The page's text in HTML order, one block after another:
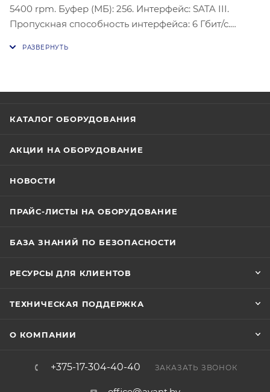
5400 rpm. Буфер (МБ): 256. Интерфейс: SATA III.
Пропускная способность интерфейса: 6 Гбит/с.
КАТАЛОГ ОБОРУДОВАНИЯ
АКЦИИ НА ОБОРУДОВАНИЕ
НОВОСТИ
ПРАЙС-ЛИСТЫ НА ОБОРУДОВАНИЕ
БАЗА ЗНАНИЙ ПО БЕЗОПАСНОСТИ
РЕСУРСЫ ДЛЯ КЛИЕНТОВ
ТЕХНИЧЕСКАЯ ПОДДЕРЖКА
О КОМПАНИИ
+375-17-304-40-40 ЗАКАЗАТЬ ЗВОНОК